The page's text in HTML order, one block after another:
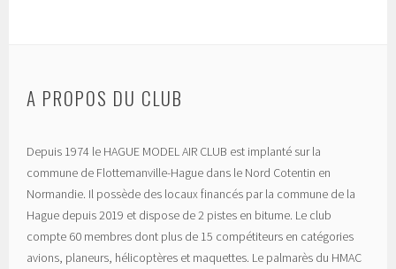
A PROPOS DU CLUB
Depuis 1974 le HAGUE MODEL AIR CLUB est implanté sur la
commune de Flottemanville-Hague dans le Nord Cotentin en
Normandie. Il possède des locaux financés par la commune de la
Hague depuis 2019 et dispose de 2 pistes en bitume. Le club
compte 60 membres dont plus de 15 compétiteurs en catégories
avions, planeurs, hélicoptères et maquettes. Le palmarès du HMAC